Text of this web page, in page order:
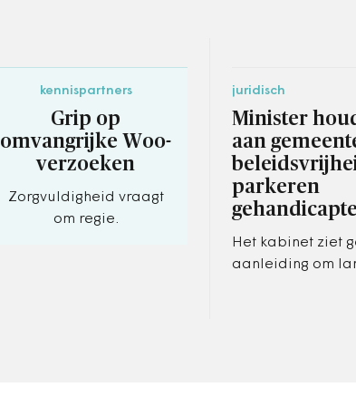
kennispartners
Grip op
omvangrijke Woo-
verzoeken
Zorgvuldigheid vraagt
om regie.
juridisch
Minister
aan
parkeren
Het kabinet ziet
aanleiding om